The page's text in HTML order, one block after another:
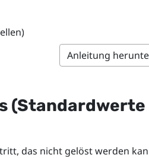
Anleitung
(Standardwerte
das nicht gelöst werden